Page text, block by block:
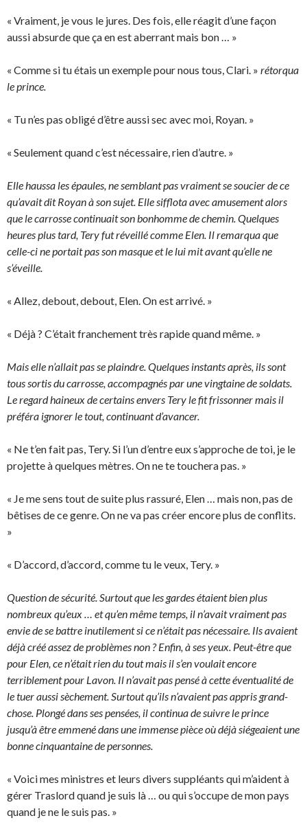
« Vraiment, je vous le jures. Des fois, elle réagit d’une façon
aussi absurde que ça en est aberrant mais bon … »
« Comme si tu étais un exemple pour nous tous, Clari. » rétorqua
le prince.
« Tu n’es pas obligé d’être aussi sec avec moi, Royan. »
« Seulement quand c’est nécessaire, rien d’autre. »
Elle haussa les épaules, ne semblant pas vraiment se soucier de ce
qu’avait dit Royan à son sujet. Elle sifflota avec amusement alors
que le carrosse continuait son bonhomme de chemin. Quelques
heures plus tard, Tery fut réveillé comme Elen. Il remarqua que
celle-ci ne portait pas son masque et le lui mit avant qu’elle ne
s’éveille.
« Allez, debout, debout, Elen. On est arrivé. »
« Déjà ? C’était franchement très rapide quand même. »
Mais elle n’allait pas se plaindre. Quelques instants après, ils sont
tous sortis du carrosse, accompagnés par une vingtaine de soldats.
Le regard haineux de certains envers Tery le fit frissonner mais il
préféra ignorer le tout, continuant d’avancer.
« Ne t’en fait pas, Tery. Si l’un d’entre eux s’approche de toi, je le
projette à quelques mètres. On ne te touchera pas. »
« Je me sens tout de suite plus rassuré, Elen … mais non, pas de
bêtises de ce genre. On ne va pas créer encore plus de conflits.
»
« D’accord, d’accord, comme tu le veux, Tery. »
Question de sécurité. Surtout que les gardes étaient bien plus
nombreux qu’eux … et qu’en même temps, il n’avait vraiment pas
envie de se battre inutilement si ce n’était pas nécessaire. Ils avaient
déjà créé assez de problèmes non ? Enfin, à ses yeux. Peut-être que
pour Elen, ce n’était rien du tout mais il s’en voulait encore
terriblement pour Lavon. Il n’avait pas pensé à cette éventualité de
le tuer aussi sèchement. Surtout qu’ils n’avaient pas appris grand-
chose. Plongé dans ses pensées, il continua de suivre le prince
jusqu’à être emmené dans une immense pièce où déjà siégeaient une
bonne cinquantaine de personnes.
« Voici mes ministres et leurs divers suppléants qui m’aident à
gérer Traslord quand je suis là … ou qui s’occupe de mon pays
quand je ne le suis pas. »